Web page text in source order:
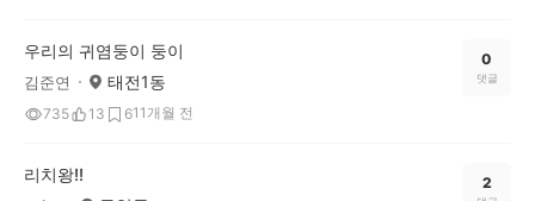
우리의 귀염둥이 둥이
김준연 태전1동
735 13 611개월 전
0
댓글
리치왕!! 2